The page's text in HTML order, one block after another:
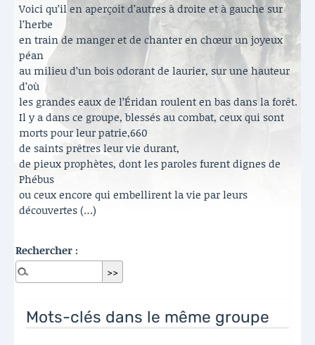
Voici qu’il en aperçoit d’autres à droite et à gauche sur
l’herbe
en train de manger et de chanter en chœur un joyeux
péan
au milieu d’un bois odorant de laurier, sur une hauteur
d’où
les grandes eaux de l’Éridan roulent en bas dans la forêt.
Il y a dans ce groupe, blessés au combat, ceux qui sont
morts pour leur patrie,660
de saints prêtres leur vie durant,
de pieux prophètes, dont les paroles furent dignes de
Phébus
ou ceux encore qui embellirent la vie par leurs
découvertes (…)
Rechercher :
Mots-clés dans le même groupe